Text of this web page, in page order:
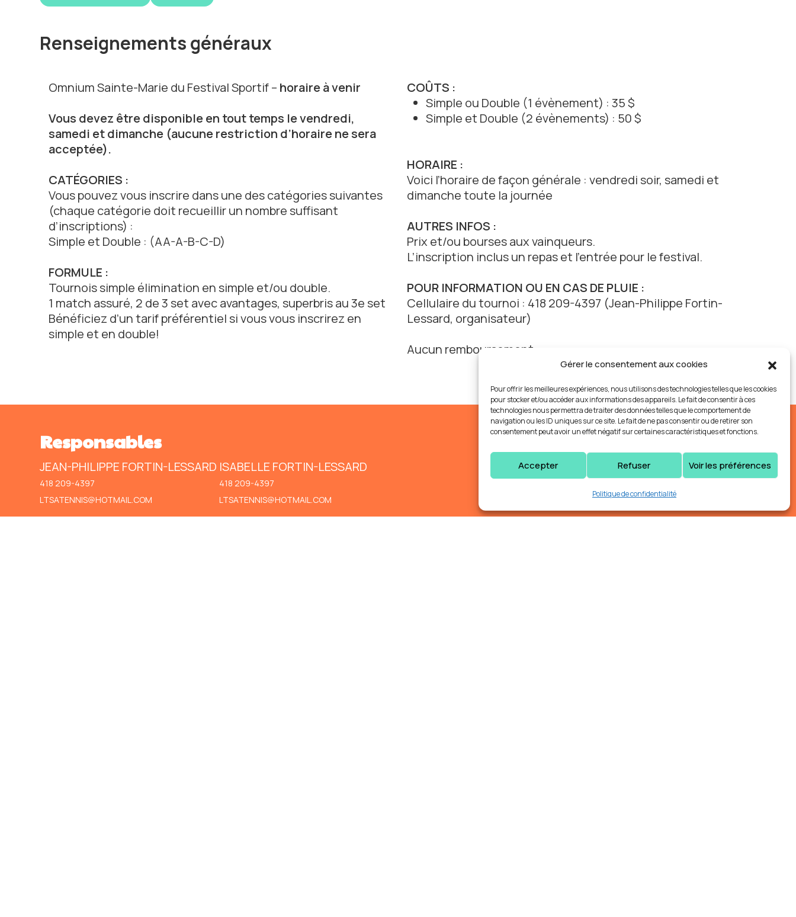
Gérer le consentement aux cookies
Pour offrir les meilleures expériences, nous utilisons des technologies telles que les cookies
pour stocker et/ou accéder aux informations des appareils. Le fait de consentir à ces
technologies nous permettra de traiter des données telles que le comportement de
navigation ou les ID uniques sur ce site. Le fait de ne pas consentir ou de retirer son
consentement peut avoir un effet négatif sur certaines caractéristiques et fonctions.
Accepter Refuser Voir les préférences
Politique de confidentialité
Renseignements généraux
Omnium Sainte-Marie du Festival Sportif – horaire à venir
Vous devez être disponible en tout temps le vendredi,
samedi et dimanche (aucune restriction d’horaire ne sera
acceptée).
CATÉGORIES :
Vous pouvez vous inscrire dans une des catégories suivantes
(chaque catégorie doit recueillir un nombre suffisant
d’inscriptions) :
Simple et Double : (AA-A-B-C-D)
FORMULE :
Tournois simple élimination en simple et/ou double.
1 match assuré, 2 de 3 set avec avantages, superbris au 3e set
Bénéficiez d’un tarif préférentiel si vous vous inscrirez en
simple et en double!
COÛTS :
Simple ou Double (1 évènement) : 35 $
Simple et Double (2 évènements) : 50 $
HORAIRE :
Voici l’horaire de façon générale : vendredi soir, samedi et
dimanche toute la journée
AUTRES INFOS :
Prix et/ou bourses aux vainqueurs.
L’inscription inclus un repas et l’entrée pour le festival.
POUR INFORMATION OU EN CAS DE PLUIE :
Cellulaire du tournoi : 418 209-4397 (Jean-Philippe Fortin-
Lessard, organisateur)
Aucun remboursement.
Responsables
JEAN-PHILIPPE FORTIN-LESSARD
418 209-4397
LTSATENNIS@HOTMAIL.COM
ISABELLE FORTIN-LESSARD
418 209-4397
LTSATENNIS@HOTMAIL.COM